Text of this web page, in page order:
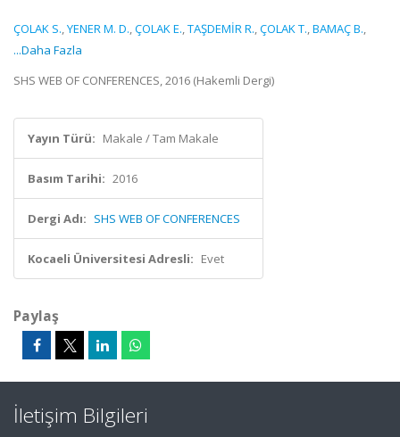
ÇOLAK S.,YENER M. D.,ÇOLAK E.,TAŞDEMİR R.,ÇOLAK T.,BAMAÇ B.,
...Daha Fazla
SHS WEB OF CONFERENCES, 2016 (Hakemli Dergi)
Yayın Türü: Makale / Tam Makale
Basım Tarihi: 2016
Dergi Adı: SHS WEB OF CONFERENCES
Kocaeli Üniversitesi Adresli: Evet
Paylaş
İletişim Bilgileri